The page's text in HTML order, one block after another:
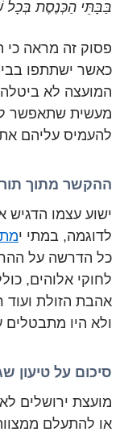
בַּבָּתֵּי הַכְּנֶסֶת בְּכָל
פסוק זה מראה כי
כאשר ישתתפו
המועצה לא
מעשית שתאפשר
להעמיס עליהם
ההקשר מתוך
ישוע עצמו הדגיש
לדוגמה, במתי י
כל הדרשה על ההר
לחוקי אלוהים,
אהבת הזולת ועוד
ולא היו מתבטלים
סיכום על טיעון
מועצת ירושלים
או להתעלם